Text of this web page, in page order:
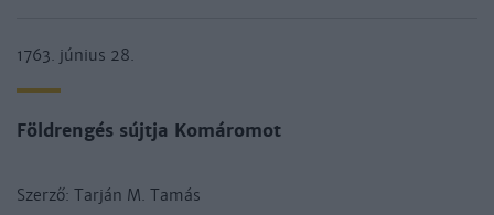
1763. június 28.
Földrengés sújtja Komáromot
Szerző: Tarján M. Tamás